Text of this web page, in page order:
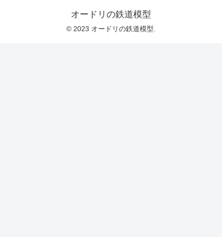
オードリの鉄道模型
© 2023 オードリの鉄道模型.